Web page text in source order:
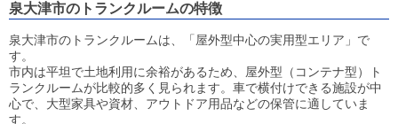
泉大津市のトランクルームの特徴
泉大津市のトランクルームは、「屋外型中心の実用型エリア」で
す。
市内は平坦で土地利用に余裕があるため、屋外型（コンテナ型）ト
ランクルームが比較的多く見られます。車で横付けできる施設が中
心で、大型家具や資材、アウトドア用品などの保管に適していま
す。